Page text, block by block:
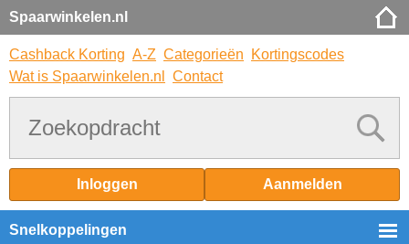
Spaarwinkelen.nl
Cashback Korting A-Z Categorieën
Kortingscodes
Wat is Spaarwinkelen.nl
Contact
Inloggen Aanmelden
Snelkoppelingen